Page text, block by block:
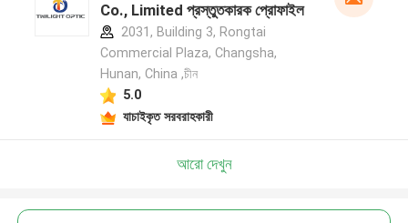
Co., Limited প্রস্তুতকারক প্রোফাইল
2031, Building 3, Rongtai
Commercial Plaza, Changsha,
Hunan, China ,চীন
5.0
যাচাইকৃত সরবরাহকারী
আরো দেখুন